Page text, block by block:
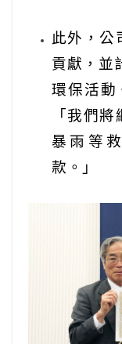
此外，公
貢獻，並
環保活動
「我們
暴雨等
款。」